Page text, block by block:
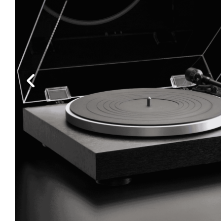
Edellinen